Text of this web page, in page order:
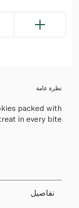
نظرة عامة
packed with
in every bite.
تفاصيل